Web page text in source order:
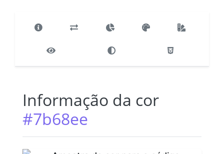
Informação da cor
#7b68ee